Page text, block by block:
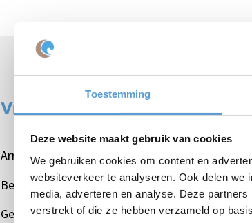
Toestemming
Deze website maakt gebruik van cookies
We gebruiken cookies om content en
websiteverkeer te analyseren. Ook delen
media, adverteren en analyse. Deze
verstrekt of die ze hebben verzameld op
Vrijblijvende offerte:
Arrangement
Bedrijf / Groepsnaam
Gelegenheid